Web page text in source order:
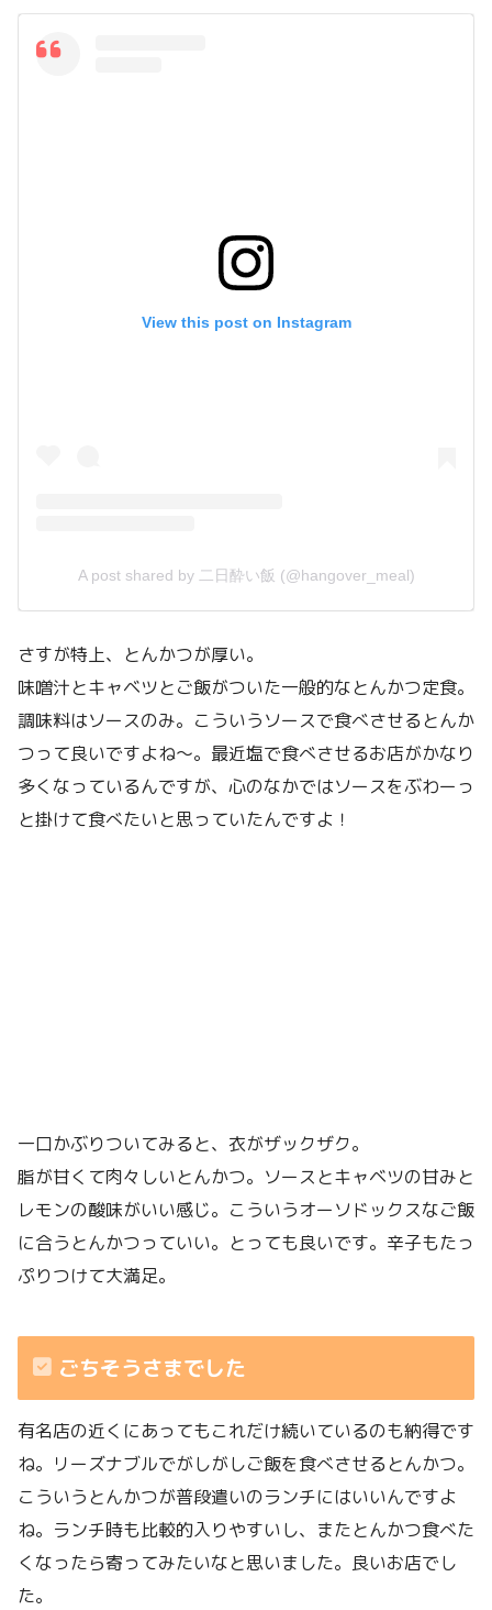
View this post on Instagram
A post shared by 二日酔い飯 (@hangover_meal)
さすが特上、とんかつが厚い。
味噌汁とキャベツとご飯がついた一般的なとんかつ定食。
調味料はソースのみ。こういうソースで食べさせるとんか
つって良いですよね〜。最近塩で食べさせるお店がかなり
多くなっているんですが、心のなかではソースをぶわーっ
と掛けて食べたいと思っていたんですよ！
一口かぶりついてみると、衣がザックザク。
脂が甘くて肉々しいとんかつ。ソースとキャベツの甘みと
レモンの酸味がいい感じ。こういうオーソドックスなご飯
に合うとんかつっていい。とっても良いです。辛子もたっ
ぷりつけて大満足。
ごちそうさまでした
有名店の近くにあってもこれだけ続いているのも納得です
ね。リーズナブルでがしがしご飯を食べさせるとんかつ。
こういうとんかつが普段遣いのランチにはいいんですよ
ね。ランチ時も比較的入りやすいし、またとんかつ食べた
くなったら寄ってみたいなと思いました。良いお店でし
た。